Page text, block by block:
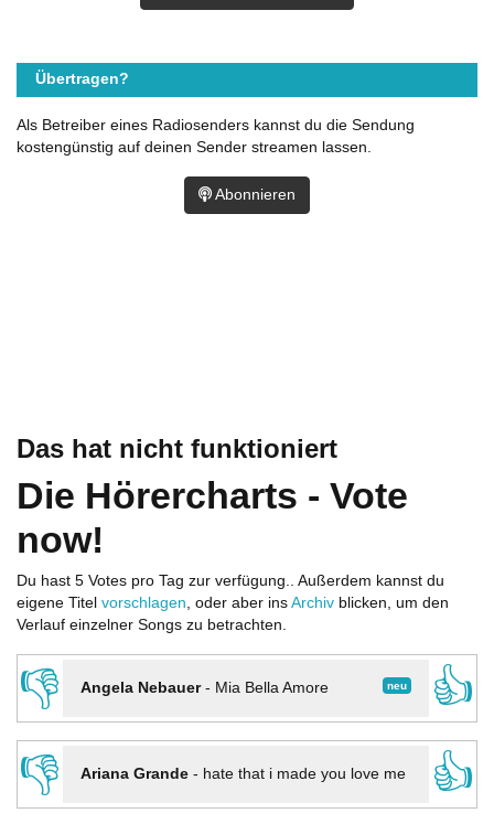
Das hat nicht funktioniert
Die Hörercharts - Vote
now!
Du hast 5 Votes pro Tag zur verfügung.. Außerdem kannst du
eigene Titel vorschlagen, oder aber ins Archiv blicken, um den
Verlauf einzelner Songs zu betrachten.
👎 neu
Angela Nebauer- Mia Bella Amore
👍
👎
Ariana Grande- hate that i made you love me
👍
Übertragen?
Als Betreiber eines Radiosenders kannst du die Sendung
kostengünstig auf deinen Sender streamen lassen.
Abonnieren